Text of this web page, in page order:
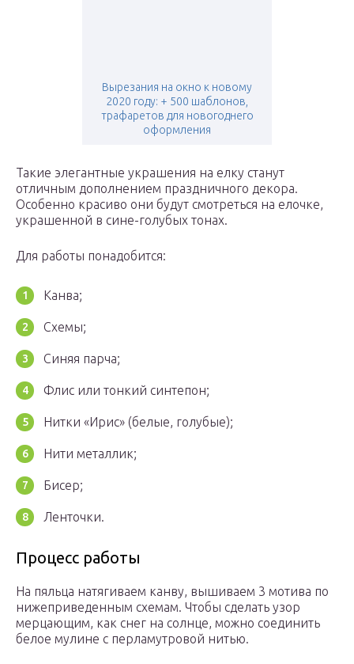
Вырезания на окно к новому
2020 году: + 500 шаблонов,
трафаретов для новогоднего
оформления
Такие элегантные украшения на елку станут
отличным дополнением праздничного декора.
Особенно красиво они будут смотреться на елочке,
украшенной в сине-голубых тонах.
Для работы понадобится:
Канва;
Схемы;
Синяя парча;
Флис или тонкий синтепон;
Нитки «Ирис» (белые, голубые);
Нити металлик;
Бисер;
Ленточки.
Процесс работы
На пяльца натягиваем канву, вышиваем 3 мотива по
нижеприведенным схемам. Чтобы сделать узор
мерцающим, как снег на солнце, можно соединить
белое мулине с перламутровой нитью.